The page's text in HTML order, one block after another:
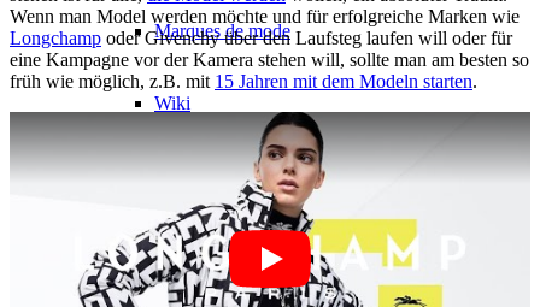
Marques de mode
Wiki
Réserver
Peppa Of The Day
Wenn man Model werden möchte und für erfolgreiche Marken wie
Longchamp oder Givenchy über den Laufsteg laufen will oder für
eine Kampagne vor der Kamera stehen will, sollte man am besten so
früh wie möglich, z.B. mit 15 Jahren mit dem Modeln starten.